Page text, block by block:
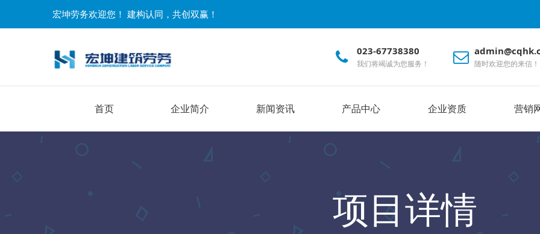
宏坤劳务欢迎您！ 建构认同，共创双赢！
023-67738380
我们将竭诚为您服务！ 随时欢迎您的来信！
首页 企业简介 新闻资讯 产品中心 企业资质 营销
项目详情